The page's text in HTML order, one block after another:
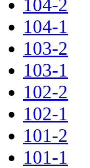
104-2
104-1
103-2
103-1
102-2
102-1
101-2
101-1